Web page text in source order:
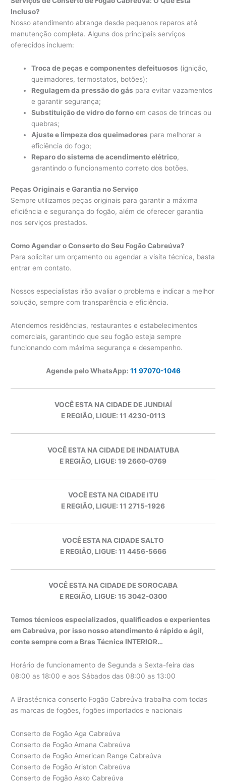
Incluso?
Nosso atendimento abrange desde pequenos reparos até
manutenção completa. Alguns dos principais serviços
oferecidos incluem:
Troca de peças e componentes defeituosos (ignição,
queimadores, termostatos, botões);
Regulagem da pressão do gás para evitar vazamentos
e garantir segurança;
Substituição de vidro do forno em casos de trincas ou
quebras;
Ajuste e limpeza dos queimadores para melhorar a
eficiência do fogo;
Reparo do sistema de acendimento elétrico,
garantindo o funcionamento correto dos botões.
Peças Originais e Garantia no Serviço
Sempre utilizamos peças originais para garantir a máxima
eficiência e segurança do fogão, além de oferecer garantia
nos serviços prestados.
Como Agendar o Conserto do Seu Fogão Cabreúva?
Para solicitar um orçamento ou agendar a visita técnica, basta
entrar em contato.
Nossos especialistas irão avaliar o problema e indicar a melhor
solução, sempre com transparência e eficiência.
Atendemos residências, restaurantes e estabelecimentos
comerciais, garantindo que seu fogão esteja sempre
funcionando com máxima segurança e desempenho.
Agende pelo WhatsApp: 11 97070-1046
VOCÊ ESTA NA CIDADE DE JUNDIAÍ
E REGIÃO, LIGUE: 11 4230-0113
VOCÊ ESTA NA CIDADE DE INDAIATUBA
E REGIÃO, LIGUE: 19 2660-0769
VOCÊ ESTA NA CIDADE ITU
E REGIÃO, LIGUE: 11 2715-1926
VOCÊ ESTA NA CIDADE SALTO
E REGIÃO, LIGUE: 11 4456-5666
VOCÊ ESTA NA CIDADE DE SOROCABA
E REGIÃO, LIGUE: 15 3042-0300
Temos técnicos especializados, qualificados e experientes
em Cabreúva, por isso nosso atendimento é rápido e ágil,
conte sempre com a Bras Técnica INTERIOR…
Horário de funcionamento de Segunda a Sexta-feira das
08:00 as 18:00 e aos Sábados das 08:00 as 13:00
A Brastécnica conserto Fogão Cabreúva trabalha com todas
as marcas de fogões, fogões importados e nacionais
Conserto de Fogão Aga Cabreúva
Conserto de Fogão Amana Cabreúva
Conserto de Fogão American Range Cabreúva
Conserto de Fogão Ariston Cabreúva
Conserto de Fogão Asko Cabreúva